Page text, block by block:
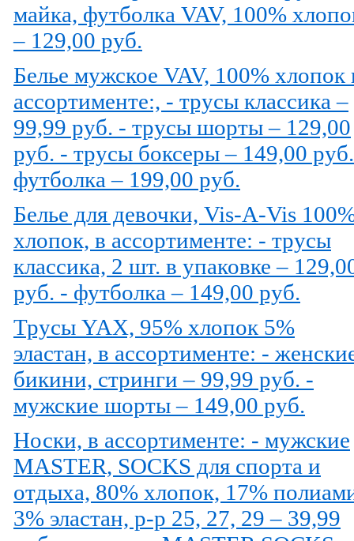
майка, футболка VAV, 100%
– 129,00 руб.
Белье мужское VAV, 100% хлопок
ассортименте:, - трусы классика –
99,99 руб. - трусы шорты – 129,00
руб. - трусы боксеры – 149,00
футболка – 199,00 руб.
Белье для девочки, Vis-A-Vis
хлопок, в ассортименте: - трусы
классика, 2 шт. в упаковке –
руб. - футболка – 149,00 руб.
Трусы YAX, 95% хлопок 5%
эластан, в ассортименте: -
бикини, стринги – 99,99 руб. -
мужские шорты – 149,00 руб.
Носки, в ассортименте: - мужские
MASTER, SOCKS для спорта и
отдыха, 80% хлопок, 17%
3% эластан, р-р 25, 27, 29 – 39,99